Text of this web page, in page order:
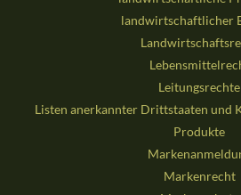
landwirtschaftlicher
Leitungsrechte
Listen anerkannter Drittstaaten und
Produkte
Markenrecht